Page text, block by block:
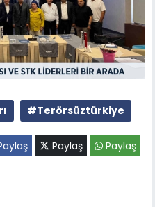
#Terörsüztürkiye
Paylaş Paylaş